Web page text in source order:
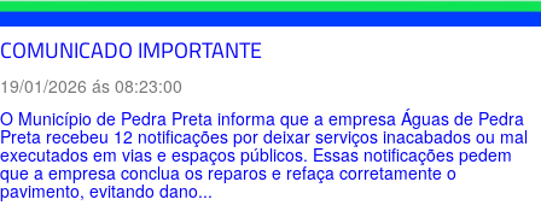
COMUNICADO IMPORTANTE
19/01/2026 ás 08:23:00
O Município de Pedra Preta informa que a empresa Águas de Pedra
Preta recebeu 12 notificações por deixar serviços inacabados ou mal
executados em vias e espaços públicos. Essas notificações pedem
que a empresa conclua os reparos e refaça corretamente o
pavimento, evitando dano...